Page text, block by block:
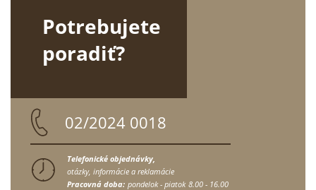
Potrebujete
poradiť?
02/2024 0018
Telefonické objednávky,
otázky, informácie a reklamácie
Pracovná doba: pondelok - piatok 8.00 - 16.00